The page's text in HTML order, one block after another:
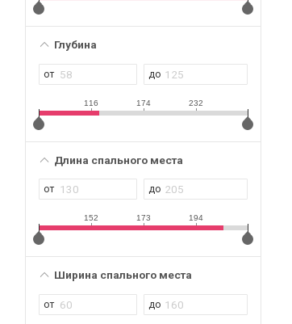
Глубина
116 174 232
Длина спального места
152 173 194
Ширина спального места